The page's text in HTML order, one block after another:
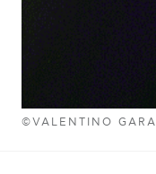
©VALENTINO